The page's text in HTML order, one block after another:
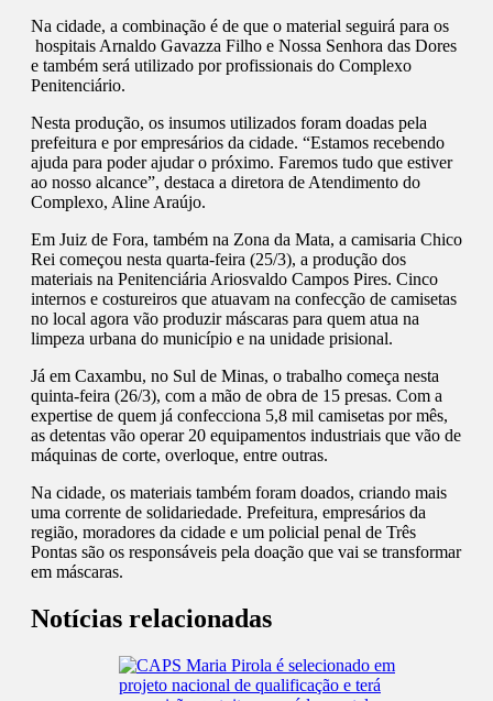
Na cidade, a combinação é de que o material seguirá para os
hospitais Arnaldo Gavazza Filho e Nossa Senhora das Dores
e também será utilizado por profissionais do Complexo
Penitenciário.
Nesta produção, os insumos utilizados foram doadas pela
prefeitura e por empresários da cidade. “Estamos recebendo
ajuda para poder ajudar o próximo. Faremos tudo que estiver
ao nosso alcance”, destaca a diretora de Atendimento do
Complexo, Aline Araújo.
Em Juiz de Fora, também na Zona da Mata, a camisaria Chico
Rei começou nesta quarta-feira (25/3), a produção dos
materiais na Penitenciária Ariosvaldo Campos Pires. Cinco
internos e costureiros que atuavam na confecção de camisetas
no local agora vão produzir máscaras para quem atua na
limpeza urbana do município e na unidade prisional.
Já em Caxambu, no Sul de Minas, o trabalho começa nesta
quinta-feira (26/3), com a mão de obra de 15 presas. Com a
expertise de quem já confecciona 5,8 mil camisetas por mês,
as detentas vão operar 20 equipamentos industriais que vão de
máquinas de corte, overloque, entre outras.
Na cidade, os materiais também foram doados, criando mais
uma corrente de solidariedade. Prefeitura, empresários da
região, moradores da cidade e um policial penal de Três
Pontas são os responsáveis pela doação que vai se transformar
em máscaras.
Notícias relacionadas